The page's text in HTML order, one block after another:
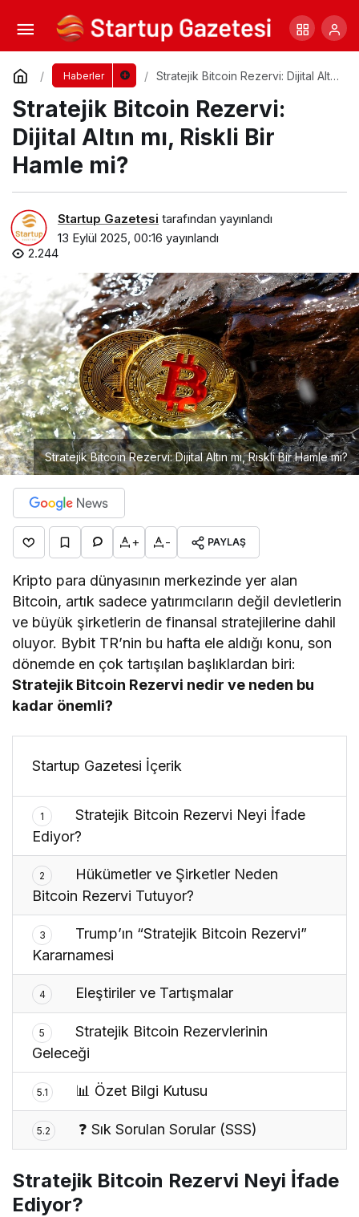
Haberler
Stratejik Bitcoin Rezervi: Dijital Altın
Stratejik Bitcoin Rezervi:
Dijital Altın mı, Riskli Bir
Hamle mi?
Startup Gazetesi tarafından yayınlandı
13 Eylül 2025, 00:16 yayınlandı
2.244
Stratejik Bitcoin Rezervi: Dijital Altın mı, Riskli Bir Hamle mi?
+ - PAYLAŞ
Kripto para dünyasının merkezinde yer alan
Bitcoin, artık sadece yatırımcıların değil devletlerin
ve büyük şirketlerin de finansal stratejilerine dahil
oluyor. Bybit TR’nin bu hafta ele aldığı konu, son
dönemde en çok tartışılan başlıklardan biri:
Stratejik Bitcoin Rezervi nedir ve neden bu
kadar önemli?
Startup Gazetesi İçerik
1
Stratejik Bitcoin Rezervi Neyi İfade
Ediyor?
2
Hükümetler ve Şirketler Neden
Bitcoin Rezervi Tutuyor?
3
Trump’ın “Stratejik Bitcoin Rezervi”
Kararnamesi
4 Eleştiriler ve Tartışmalar
5
Stratejik Bitcoin Rezervlerinin
Geleceği
5.1 📊 Özet Bilgi Kutusu
5.2 ❓ Sık Sorulan Sorular (SSS)
Stratejik Bitcoin Rezervi Neyi İfade
Ediyor?
Forex Mağdurları Yorum Yap Paylaş